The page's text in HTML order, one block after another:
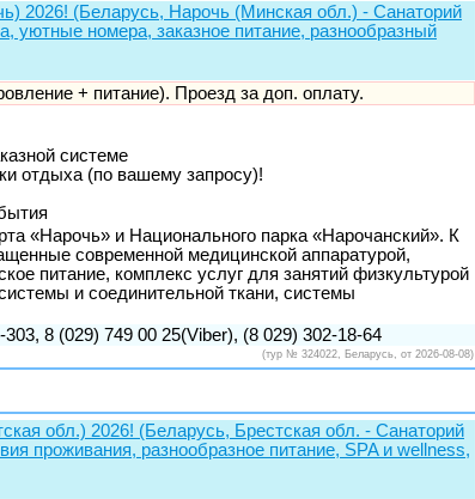
2026! (Беларусь, Нарочь (Минская обл.) - Санаторий
уютные номера, заказное питание, разнообразный
+ питание). Проезд за доп. оплату.
системе
отдыха (по вашему запросу)!
«Нарочь» и Национального парка «Нарочанский». К
современной медицинской аппаратурой,
питание, комплекс услуг для занятий физкультурой
и соединительной ткани, системы
8 (029) 749 00 25(Viber), (8 029) 302-18-64
(тур № 324022, Беларусь, от 2026-08-08)
обл.) 2026! (Беларусь, Брестская обл. - Санаторий
проживания, разнообразное питание, SPA и wellness,